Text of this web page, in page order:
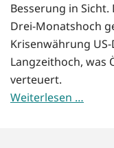
Besserung in
Drei-Monatshoch
Krisenwährung
Langzeithoch, was
verteuert.
Weiterlesen …